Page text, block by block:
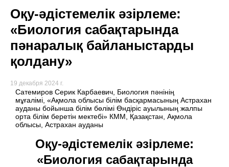
Оқу-әдістемелік әзірлеме:
«Биология сабақтарында
пәнаралық байланыстарды
қолдану»
19 декабря 2024 г.
Сатемиров Серик Карбаевич, Биология пәнінің
мұғалімі, «Ақмола облысы білім басқармасының Астрахан
ауданы бойынша білім бөлімі Өндіріс ауылының жалпы
орта білім беретін мектебі» КММ, Қазақстан, Ақмола
облысы, Астрахан ауданы
Оқу-әдістемелік әзірлеме:
«Биология сабақтарында